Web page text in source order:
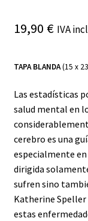
19,90 € IVA
TAPA BLANDA(15 x
Las estadísticas
salud mental en
cerebro es una
especialmente en
dirigida
sufren sino
Katherine Speller
estas